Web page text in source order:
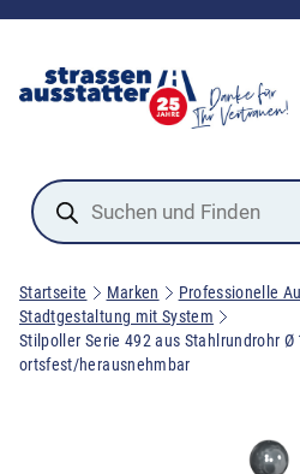
Products
search
Startseite Marken
Professionelle
Stadtgestaltung mit System
Stilpoller Serie 492 aus Stahlrundrohr
ortsfest/herausnehmbar